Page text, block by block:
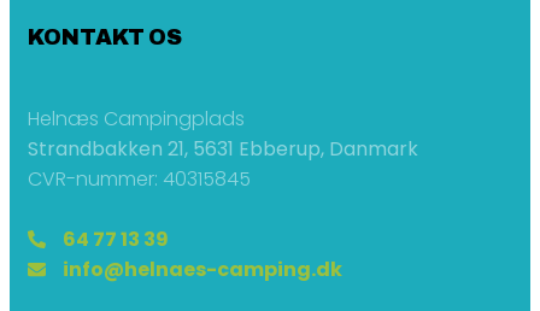
KONTAKT OS
Helnæs Campingplads
Strandbakken 21, 5631 Ebberup, Danmark
CVR-nummer: 40315845
64 77 13 39
info@helnaes-camping.dk